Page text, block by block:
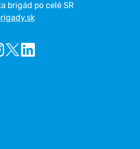
brigád po celé SR